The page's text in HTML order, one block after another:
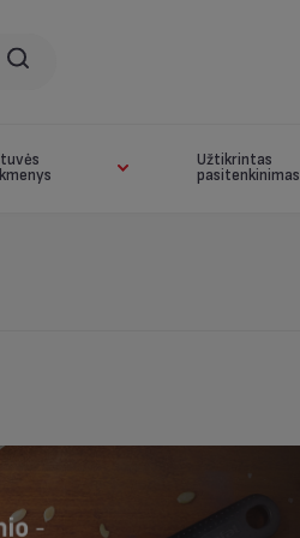
Užtikrintas
pasitenkinimas